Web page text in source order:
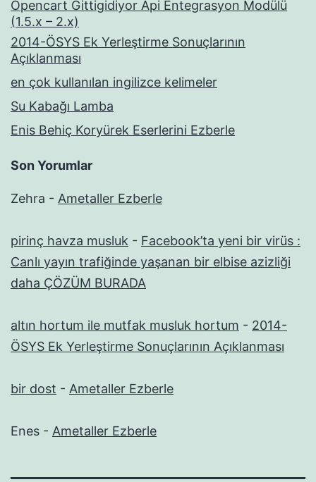
Opencart Gittigidiyor Api Entegrasyon Modülü
(1.5.x – 2.x)
2014-ÖSYS Ek Yerleştirme Sonuçlarının
Açıklanması
en çok kullanılan ingilizce kelimeler
Su Kabağı Lamba
Enis Behiç Koryürek Eserlerini Ezberle
Son Yorumlar
Zehra - Ametaller Ezberle
pirinç havza musluk - Facebook’ta yeni bir virüs :
Canlı yayın trafiğinde yaşanan bir elbise azizliği
daha ÇÖZÜM BURADA
altın hortum ile mutfak musluk hortum - 2014-
ÖSYS Ek Yerleştirme Sonuçlarının Açıklanması
bir dost - Ametaller Ezberle
Enes - Ametaller Ezberle